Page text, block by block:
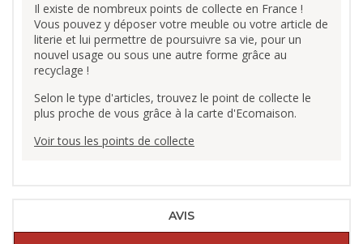
Il existe de nombreux points de collecte en France !
Vous pouvez y déposer votre meuble ou votre article de
literie et lui permettre de poursuivre sa vie, pour un
nouvel usage ou sous une autre forme grâce au
recyclage !
Selon le type d'articles, trouvez le point de collecte le
plus proche de vous grâce à la carte d'Ecomaison.
Voir tous les points de collecte
AVIS